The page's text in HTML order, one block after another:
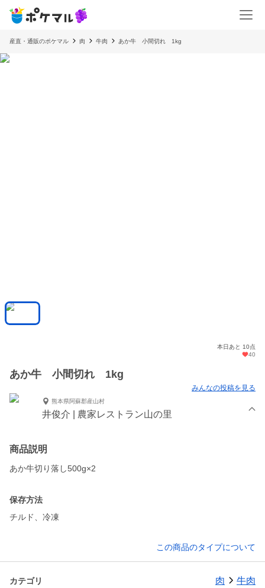
産直・通販のポケマル 肉 牛肉 あか牛 小間切れ 1kg
本日あと 10点
40
あか牛 小間切れ 1kg
みんなの投稿を見る
熊本県阿蘇郡産山村
井俊介 | 農家レストラン山の里
商品説明
あか牛切り落し500g×2
保存方法
チルド、冷凍
この商品のタイプについて
カテゴリ 肉 牛肉